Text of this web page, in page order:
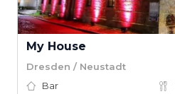
My House
Dresden / Neustadt
Bar